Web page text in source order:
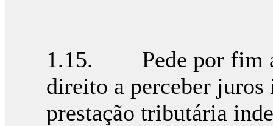
1.15. Pede por fim a
direito a perceber
prestação tributária